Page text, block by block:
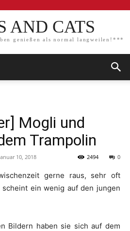
AND CATS
genießen als normal langweilen!***
Mogli und
Trampolin
10, 2018 0
2494
gerne raus, sehr oft
ein wenig auf den jungen
Bildern haben sie sich auf dem